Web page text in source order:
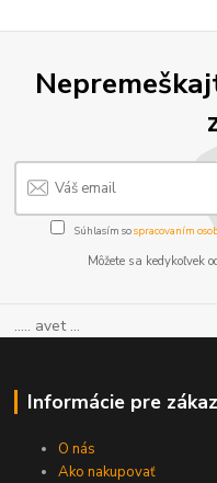
Súhlasím sospracovaním
Môžete sa
..... avet ...
Informácie pre
O nás
Ako nakupovať